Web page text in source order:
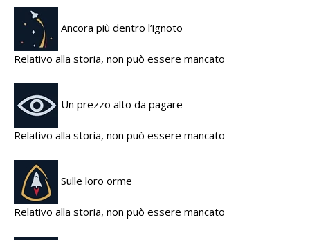
Ancora più dentro l’ignoto
Relativo alla storia, non può essere mancato
Un prezzo alto da pagare
Relativo alla storia, non può essere mancato
Sulle loro orme
Relativo alla storia, non può essere mancato